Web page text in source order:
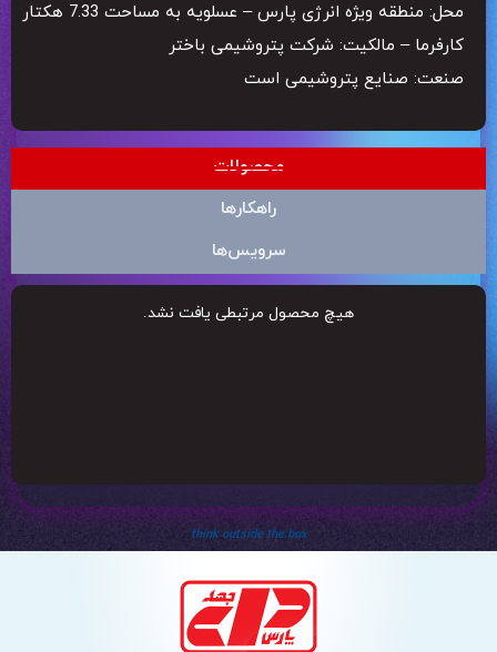
محل: منطقه ویژه انرژی پارس – عسلویه به مساحت 7.33 هکتار
کارفرما – مالکیت: شرکت پتروشیمی باختر
صنعت: صنایع پتروشیمی است
محصولات
راهکارها
سرویس‌ها
هیچ محصول مرتبطی یافت نشد.
think outside the box